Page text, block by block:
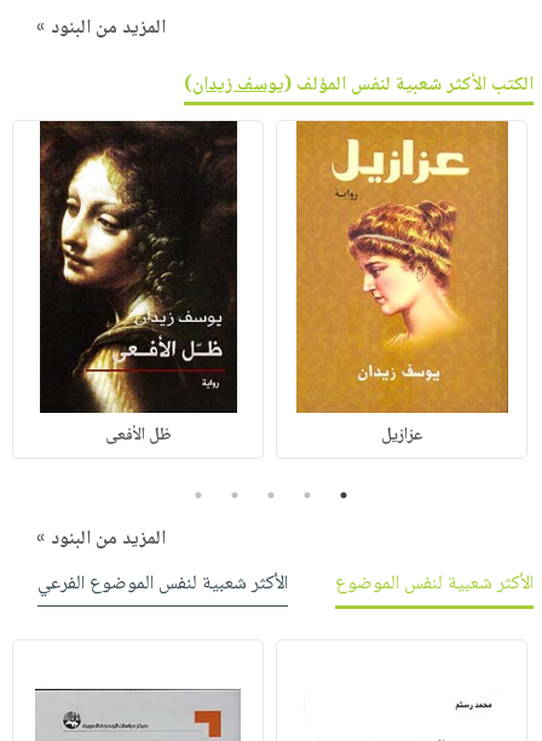
المزيد من البنود »
الكتب الأكثر شعبية لنفس المؤلف (يوسف زيدان)
عزازيل ظل الأفعى
1
2
3
4
5
المزيد من البنود »
الأكثر شعبية لنفس الموضوع
الأكثر شعبية لنفس الموضوع الفرعي